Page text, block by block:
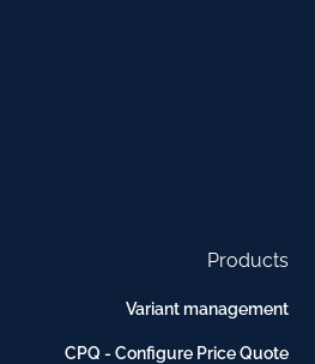
Products
Variant management
CPQ - Configure Price Quote